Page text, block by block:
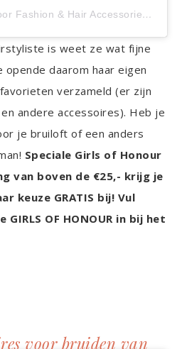
Een bericht gedeeld door Fashion & Hair Accessories (@fashionhairaccessories)
is weet ze wat fijne
opende daarom haar eigen
verzameld (er zijn
andere accessoires). Heb je
je bruiloft of een anders
Speciale Girls of Honour
van boven de €25,- krijg je
keuze GRATIS bij! Vul
OF HONOUR in bij het
voor bruiden van